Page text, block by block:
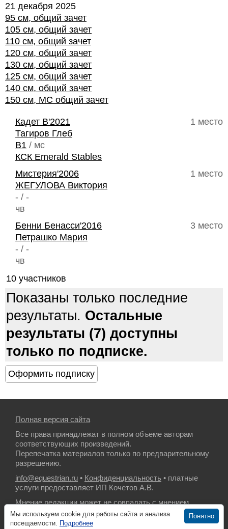
21 декабря 2025
95 см, общий зачет
105 см, общий зачет
110 см, общий зачет
120 см, общий зачет
130 см, общий зачет
125 см, общий зачет
140 см, общий зачет
150 см, МС общий зачет
1 место
Кадет В'2021
Тагиров Глеб
B1 / мс
КСК Emerald Stables
1 место
Мистерия'2006
ЖЕГУЛОВА Виктория
- / -
чв
3 место
Бенни Бенасси'2016
Петрашко Мария
- / -
чв
10 участников
Показаны только последние
результаты. Остальные
результаты (7) доступны
только по подписке.
Полная версия сайта
Все права принадлежат в полном объеме авторам
соответствующих произведений.
Перепечатка материалов только по предварительному
разрешению.
info@equestrian.ru • Конфиденциальность • платные
услуги предоставляет ИП Кочетов А.В.
Мнение редакции может не совпадать с мнением
авторов.
Понятно
Мы используем cookie для работы сайта и анализа
посещаемости. Подробнее